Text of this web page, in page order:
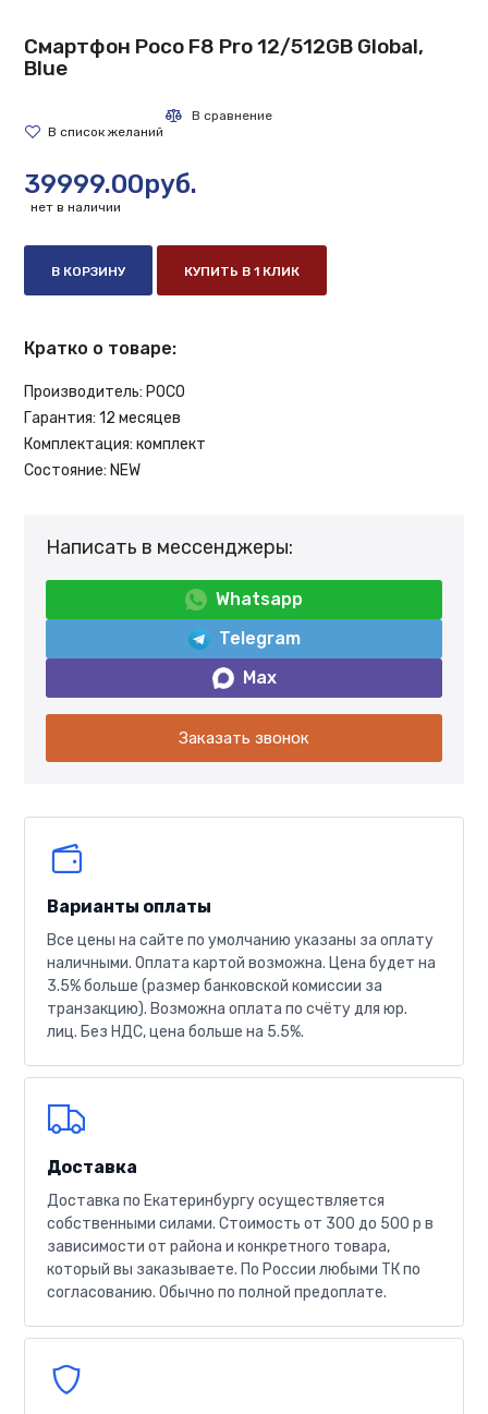
Смартфон Poco F8 Pro 12/512GB Global,
Blue
39999.00руб.
нет в наличии
В КОРЗИНУ КУПИТЬ В 1 КЛИК
Кратко о товаре:
Производитель: POCO
Гарантия: 12 месяцев
Комплектация: комплект
Состояние: NEW
Написать в мессенджеры:
Whatsapp
Telegram
Max
Заказать звонок
Варианты оплаты
Все цены на сайте по умолчанию указаны за оплату
наличными. Оплата картой возможна. Цена будет на
3.5% больше (размер банковской комиссии за
транзакцию). Возможна оплата по счёту для юр.
лиц. Без НДС, цена больше на 5.5%.
Доставка
Доставка по Екатеринбургу осуществляется
собственными силами. Стоимость от 300 до 500 р в
зависимости от района и конкретного товара,
который вы заказываете. По России любыми ТК по
согласованию. Обычно по полной предоплате.